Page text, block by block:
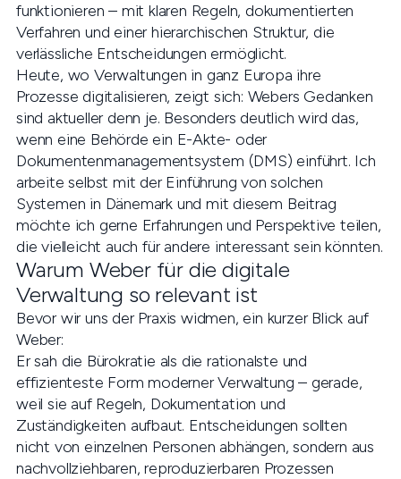
funktionieren – mit klaren Regeln, dokumentierten
Verfahren und einer hierarchischen Struktur, die
verlässliche Entscheidungen ermöglicht.
Heute, wo Verwaltungen in ganz Europa ihre
Prozesse digitalisieren, zeigt sich: Webers Gedanken
sind aktueller denn je. Besonders deutlich wird das,
wenn eine Behörde ein E-Akte- oder
Dokumentenmanagementsystem (DMS) einführt. Ich
arbeite selbst mit der Einführung von solchen
Systemen in Dänemark und mit diesem Beitrag
möchte ich gerne Erfahrungen und Perspektive teilen,
die vielleicht auch für andere interessant sein könnten.
Warum Weber für die digitale
Verwaltung so relevant ist
Bevor wir uns der Praxis widmen, ein kurzer Blick auf
Weber:
Er sah die Bürokratie als die rationalste und
effizienteste Form moderner Verwaltung – gerade,
weil sie auf Regeln, Dokumentation und
Zuständigkeiten aufbaut. Entscheidungen sollten
nicht von einzelnen Personen abhängen, sondern aus
nachvollziehbaren, reproduzierbaren Prozessen